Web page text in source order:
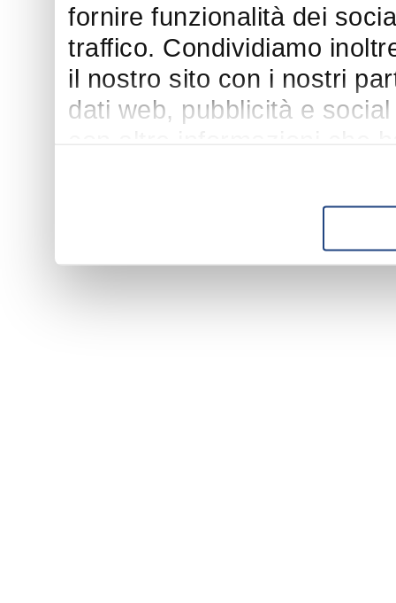
fornire funzionalità dei
traffico. Condividiamo
il nostro sito con i nostri
dati web, pubblicità e